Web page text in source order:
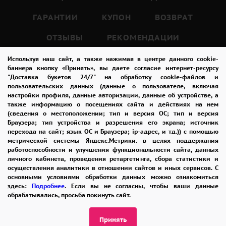
Используя наш сайт, а также нажимая в центре данного cookie-
баннера кнопку «Принять», вы даете согласие интернет-ресурсу
"Доставка букетов 24/7" на обработку cookie-файлов и
пользовательских данных (данные о пользователе, включая
настройки профиля, данные авторизации, данные об устройстве, а
также информацию о посещениях сайта и действиях на нем
(сведения о местоположении; тип и версия ОС; тип и версия
Браузера; тип устройства и разрешения его экрана; источник
перехода на сайт; язык ОС и Браузера; ip-адрес, и тд.)) с помощью
метрической системы Яндекс.Метрики. в целях поддержания
работоспособности и улучшения функциональности сайта, данных
личного кабинета, проведения ретаргетинга, сбора статистики и
осуществления аналитики в отношении сайтов и иных сервисов. С
основными условиями обработки данных можно ознакомиться
здесь: Подробнее. Если вы не согласны, чтобы ваши данные
обрабатывались, просьба покинуть сайт.
Принять
композиция, добавляет этой композиции
изысканности и элегантности.
Она создает особенный образ, который
будет удивлять и радовать долгое время.
"Кокетливый взгляд" - это идеальный
подарок для вашей любимой, который
выразит вашу страсть и любовь.
Она напомнит о важности вашей связи и
позволит укрепить ваши отношения.
Эта цветочная композиция создана, чтобы
подарить незабываемые впечатления и
ГАРАНТИИ
КУПОН
ВОЗВРАТ
ОТЗЫВЫ
РЕКОМЕНДАЦИИ
КОНТАКТЫ
8-965-242-37-47
ЗАКАЗАТЬ ЗВОНОК
admin@buket24delivery.ru
ул. Кирова д. 46
ПОЛИТИКА КОНФИДЕНЦИАЛЬНОСТИ